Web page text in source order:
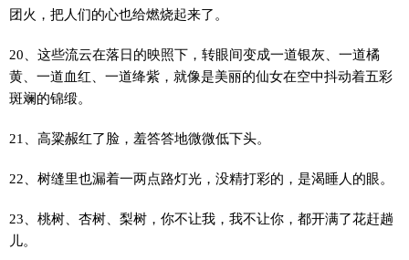
团火，把人们的心也给燃烧起来了。
20、这些流云在落日的映照下，转眼间变成一道银灰、一道橘
黄、一道血红、一道绛紫，就像是美丽的仙女在空中抖动着五彩
斑斓的锦缎。
21、高粱赧红了脸，羞答答地微微低下头。
22、树缝里也漏着一两点路灯光，没精打彩的，是渴睡人的眼。
23、桃树、杏树、梨树，你不让我，我不让你，都开满了花赶趟
儿。